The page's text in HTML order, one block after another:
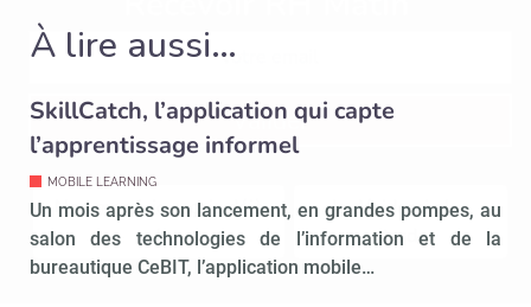
À lire aussi…
SkillCatch, l’application qui capte
l’apprentissage informel
MOBILE LEARNING
Un mois après son lancement, en grandes pompes, au
salon des technologies de l’information et de la
bureautique CeBIT, l’application mobile…
Valider
Non merci, je reçois déjà
!
Je déciderai plus
tard